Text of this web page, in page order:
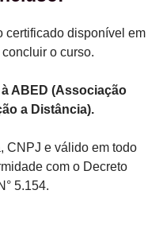
certificado disponível em
o curso.
ABED (Associação
a Distância).
CNPJ e válido em todo
com o Decreto
5.154.